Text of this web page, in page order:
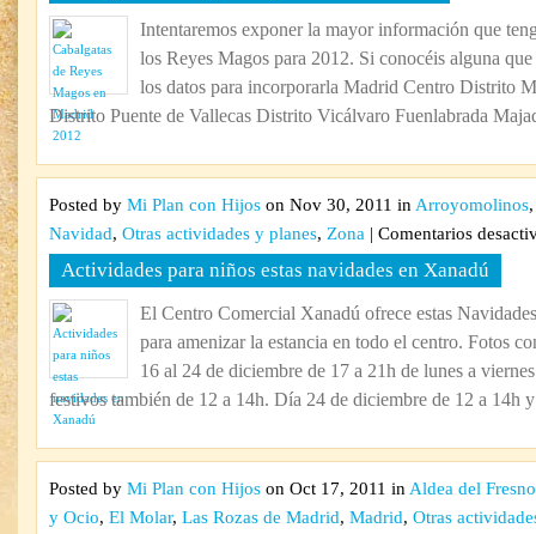
Intentaremos exponer la mayor información que
los Reyes Magos para 2012. Si conocéis alguna
los datos para incorporarla Madrid Centro Distrito
Distrito Puente de Vallecas Distrito Vicálvaro Fuenlabrada
Posted by Mi Plan con Hijos on Nov 30, 2011 in Arroyomolinos,
Navidad, Otras actividades y planes, Zona | Comentarios
Actividades para niños estas navidades en Xanadú
El Centro Comercial Xanadú ofrece estas
para amenizar la estancia en todo el centro. Fotos
16 al 24 de diciembre de 17 a 21h de lunes a
festivos también de 12 a 14h. Día 24 de diciembre de 12 a 14h
Posted by Mi Plan con Hijos on Oct 17, 2011 in Aldea del Fresno
y Ocio, El Molar, Las Rozas de Madrid, Madrid, Otras